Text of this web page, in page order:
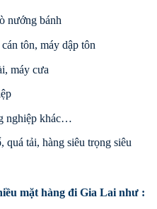
nướng bánh
tôn, máy dập tôn
máy cưa
nghiệp khác…
quá tải, hàng siêu trọng siêu
mặt hàng đi Gia Lai như :